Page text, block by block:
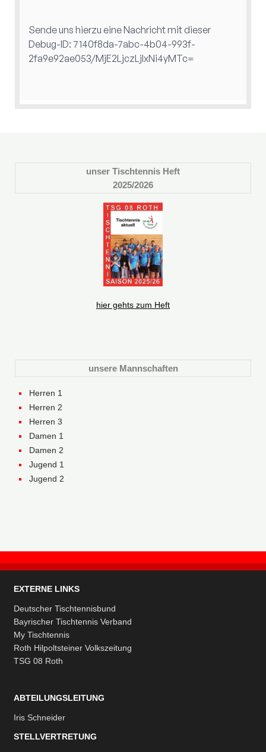
unser Tischtennis Heft
2025/2026
hier gehts zum Heft
unsere Mannschaften
Herren 1
Herren 2
Herren 3
Damen 1
Damen 2
Jugend 1
Jugend 2
EXTERNE LINKS
Deutscher Tischtennisbund
Bayrischer Tischtennis Verband
My Tischtennis
Roth Hilpoltsteiner Volkszeitung
TSG 08 Roth
ABTEILUNGSLEITUNG
Iris Schneider
STELLVERTRETUNG